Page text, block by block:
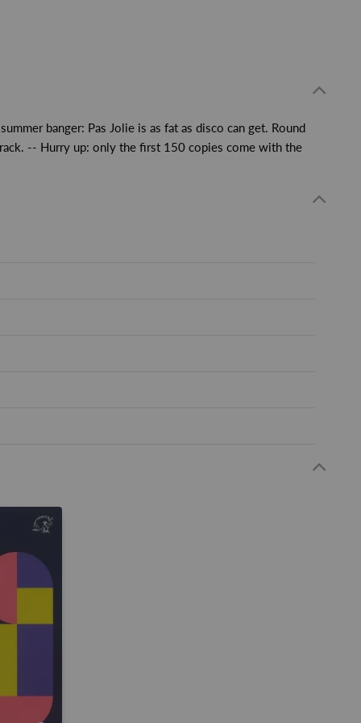
banger: Pas Jolie is as fat as disco can get. Round
-- Hurry up: only the first 150 copies come with the